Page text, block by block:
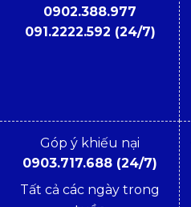
0902.388.977
091.2222.592 (24/7)
Góp ý khiếu nại
0903.717.688 (24/7)
Tất cả các ngày trong